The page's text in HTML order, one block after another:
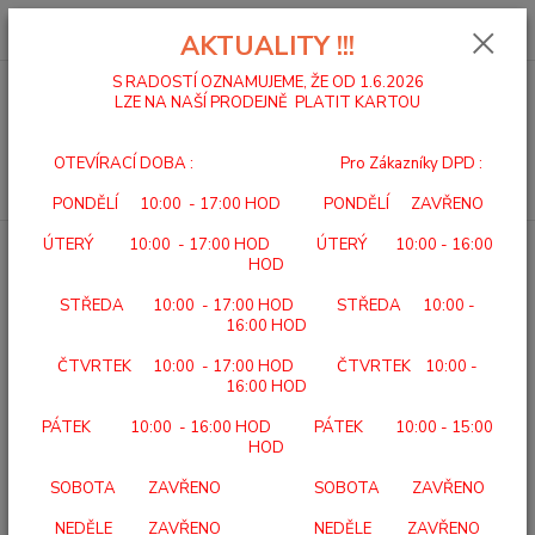
0,00 Kč
Úvod VLOŽKY PEDAG PEDAG Shoe Deo
PEDAG Shoe Deo
AKTUALITY !!!
S RADOSTÍ OZNAMUJEME, ŽE OD 1.6.2026
LZE NA NAŠÍ PRODEJNĚ PLATIT KARTOU
OTEVÍRACÍ DOBA : Pro Zákazníky DPD :
PONDĚLÍ 10:00 - 17:00 HOD PONDĚLÍ ZAVŘENO
ÚTERÝ 10:00 - 17:00 HOD ÚTERÝ 10:00 - 16:00
HOD
STŘEDA 10:00 - 17:00 HOD STŘEDA 10:00 -
16:00 HOD
ČTVRTEK 10:00 - 17:00 HOD ČTVRTEK 10:00 -
16:00 HOD
PÁTEK 10:00 - 16:00 HOD PÁTEK 10:00 - 15:00
HOD
SOBOTA ZAVŘENO SOBOTA ZAVŘENO
NEDĚLE ZAVŘENO NEDĚLE ZAVŘENO